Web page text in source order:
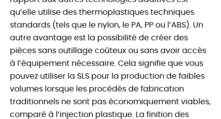
qu’elle utilise des thermoplastiques techniques
standards (tels que le nylon, le PA, PP ou l’ABS). Un
autre avantage est la possibilité de créer des
pièces sans outillage coûteux ou sans avoir accès
à l’équipement nécessaire. Cela signifie que vous
pouvez utiliser la SLS pour la production de faibles
volumes lorsque les procédés de fabrication
traditionnels ne sont pas économiquement viables,
comparé à l’injection plastique. La finition des